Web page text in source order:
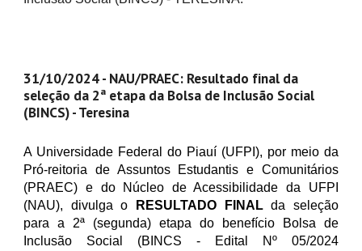
31/10/2024 - NAU/PRAEC: Resultado final da
seleção da 2ª etapa da Bolsa de Inclusão Social
(BINCS) - Teresina
A Universidade Federal do Piauí (UFPI), por meio da
Pró-reitoria de Assuntos Estudantis e Comunitários
(PRAEC) e do Núcleo de Acessibilidade da UFPI
(NAU), divulga o
RESULTADO FINALda seleção
para a 2ª (segunda) etapa do benefício Bolsa de
Inclusão Social (BINCS - Edital Nº 05/2024